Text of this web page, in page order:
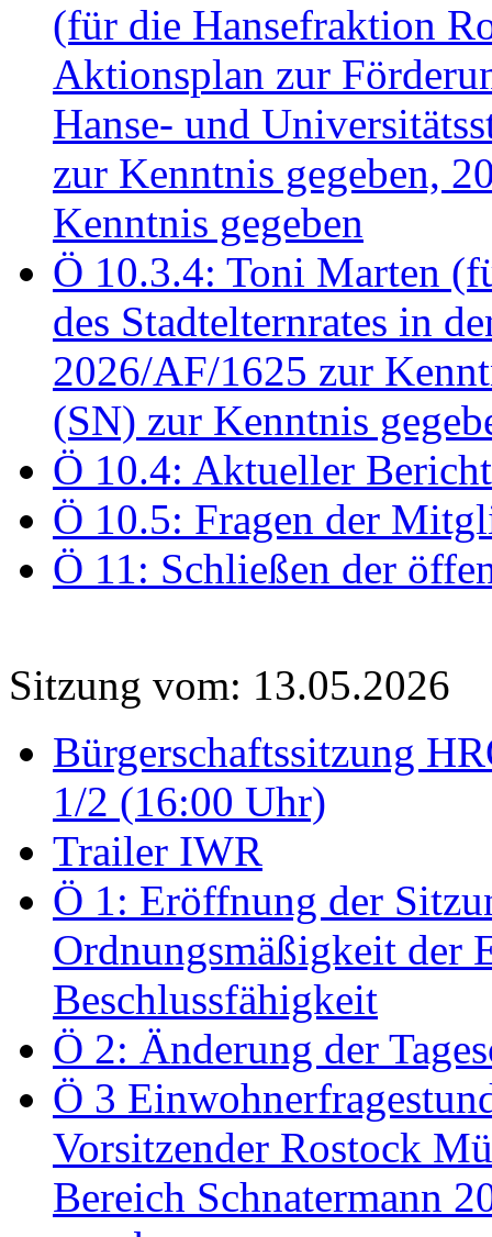
(für die Hansefraktion
Aktionsplan zur
Hanse- und
zur Kenntnis gegeben,
Kenntnis gegeben
Ö 10.3.4: Toni Marten
des Stadtelternrates in
2026/AF/1625 zur
(SN) zur Kenntnis
Ö 10.4: Aktueller
Ö 10.5: Fragen der
Ö 11: Schließen der
Sitzung vom: 13.05.2026
Bürgerschaftssitzung
1/2 (16:00 Uhr)
Trailer IWR
Ö 1: Eröffnung der
Ordnungsmäßigkeit der
Beschlussfähigkeit
Ö 2: Änderung der
Ö 3
Vorsitzender Rostock
Bereich Schnatermann